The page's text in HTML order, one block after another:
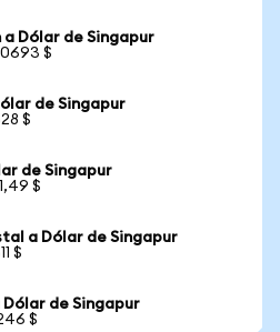
Dólar de Singapur
$
de Singapur
$
de Singapur
$
a Dólar de Singapur
$
Dólar de Singapur
$